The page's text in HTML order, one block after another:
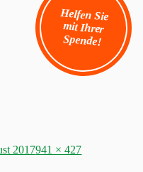
Helfen Sie
mit Ihrer
Spende!
2017Full
941 × 427